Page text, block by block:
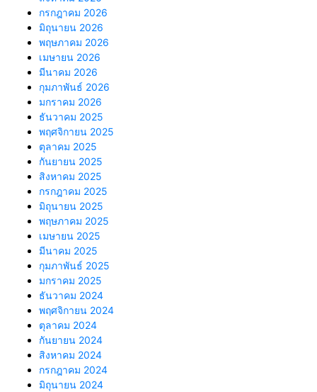
กรกฎาคม 2026
มิถุนายน 2026
พฤษภาคม 2026
เมษายน 2026
มีนาคม 2026
กุมภาพันธ์ 2026
มกราคม 2026
ธันวาคม 2025
พฤศจิกายน 2025
ตุลาคม 2025
กันยายน 2025
สิงหาคม 2025
กรกฎาคม 2025
มิถุนายน 2025
พฤษภาคม 2025
เมษายน 2025
มีนาคม 2025
กุมภาพันธ์ 2025
มกราคม 2025
ธันวาคม 2024
พฤศจิกายน 2024
ตุลาคม 2024
กันยายน 2024
สิงหาคม 2024
กรกฎาคม 2024
มิถุนายน 2024